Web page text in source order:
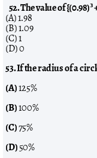
52. The value of {(0.98)³
(A) 1.98
(B) 1.09
(C) 1
(D) 0
53. If the radius of a
(A)125%
(B)100%
(C)75%
(D)50%